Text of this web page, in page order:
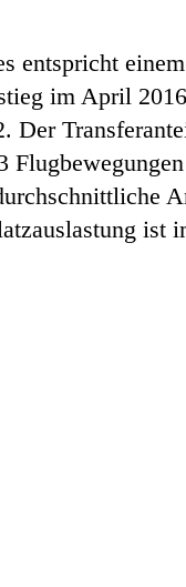
entspricht
im April
Der
ist